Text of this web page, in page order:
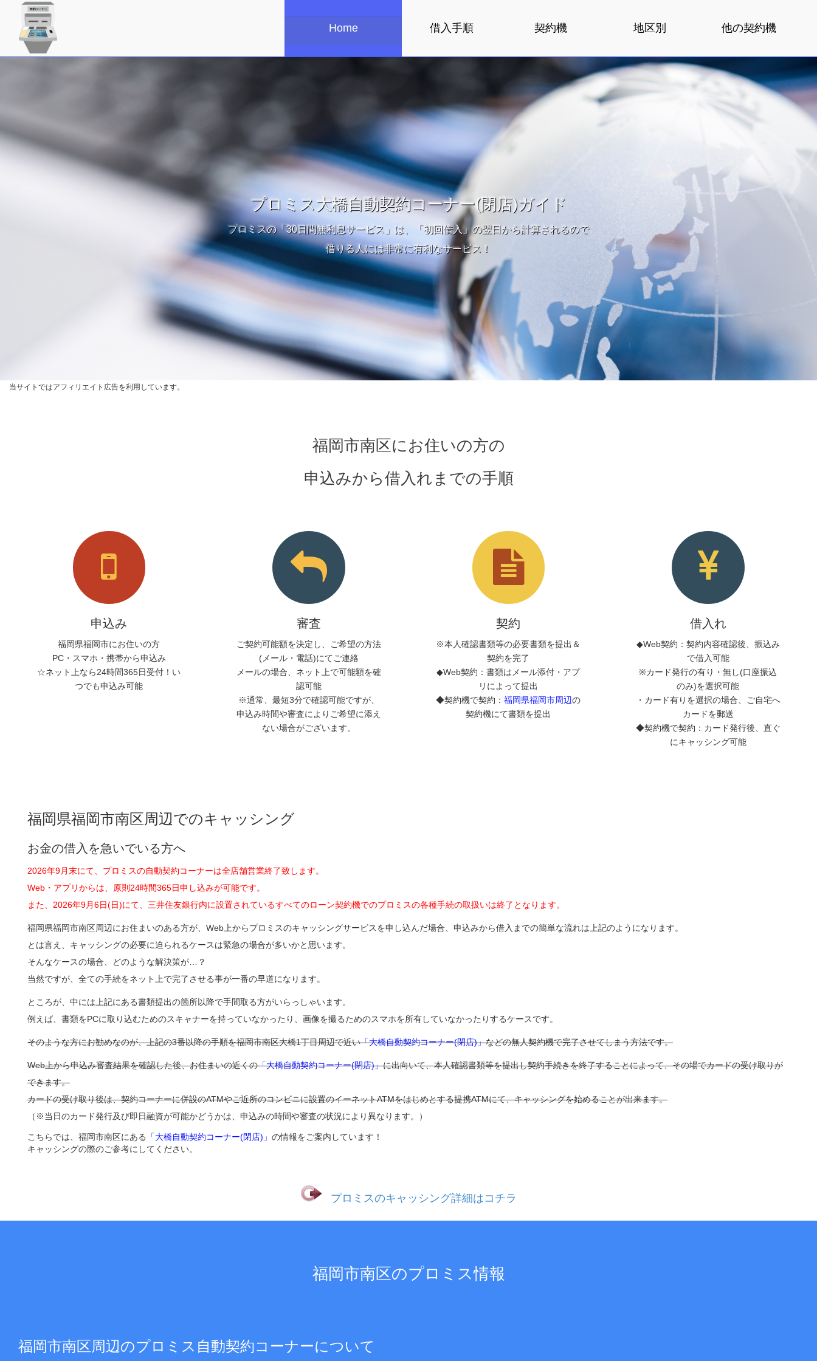
プロミス大橋自動契約コーナー(閉店)ガイド
プロミスの「30日間無利息サービス」は、「初回借入」の翌日から計算されるので
借りる人には非常に有利なサービス！
Home 借入手順 契約機 地区別 他の契約機
当サイトではアフィリエイト広告を利用しています。
福岡市南区にお住いの方の
申込みから借入れまでの手順
申込み
福岡県福岡市にお住いの方
PC・スマホ・携帯から申込み
☆ネット上なら24時間365日受付！い
つでも申込み可能
審査
ご契約可能額を決定し、ご希望の方法
(メール・電話)にてご連絡
メールの場合、ネット上で可能額を確
認可能
※通常、最短3分で確認可能ですが、
申込み時間や審査によりご希望に添え
ない場合がございます。
契約
※本人確認書類等の必要書類を提出＆
契約を完了
◆Web契約：書類はメール添付・アプ
リによって提出
◆契約機で契約：福岡県福岡市周辺の
契約機にて書類を提出
借入れ
◆Web契約：契約内容確認後、振込み
で借入可能
※カード発行の有り・無し(口座振込
のみ)を選択可能
・カード有りを選択の場合、ご自宅へ
カードを郵送
◆契約機で契約：カード発行後、直ぐ
にキャッシング可能
福岡県福岡市南区周辺でのキャッシング
お金の借入を急いでいる方へ
2026年9月末にて、プロミスの自動契約コーナーは全店舗営業終了致します。
Web・アプリからは、原則24時間365日申し込みが可能です。
また、2026年9月6日(日)にて、三井住友銀行内に設置されているすべてのローン契約機でのプロミスの各種手続の取扱いは終了となります。
福岡県福岡市南区周辺にお住まいのある方が、Web上からプロミスのキャッシングサービスを申し込んだ場合、申込みから借入までの簡単な流れは上記のようになります。
とは言え、キャッシングの必要に迫られるケースは緊急の場合が多いかと思います。
そんなケースの場合、どのような解決策が…？
当然ですが、全ての手続をネット上で完了させる事が一番の早道になります。
ところが、中には上記にある書類提出の箇所以降で手間取る方がいらっしゃいます。
例えば、書類をPCに取り込むためのスキャナーを持っていなかったり、画像を撮るためのスマホを所有していなかったりするケースです。
そのような方にお勧めなのが、上記の3番以降の手順を福岡市南区大橋1丁目周辺で近い「大橋自動契約コーナー(閉店)」などの無人契約機で完了させてしまう方法です。
Web上から申込み審査結果を確認した後、お住まいの近くの「大橋自動契約コーナー(閉店)」に出向いて、本人確認書類等を提出し契約手続きを終了することによって、その場でカードの受け取りが
できます。
カードの受け取り後は、契約コーナーに併設のATMやご近所のコンビニに設置のイーネットATMをはじめとする提携ATMにて、キャッシングを始めることが出来ます。
（※当日のカード発行及び即日融資が可能かどうかは、申込みの時間や審査の状況により異なります。）
こちらでは、福岡市南区にある 「大橋自動契約コーナー(閉店)」 の情報をご案内しています！
キャッシングの際のご参考にしてください。
プロミスのキャッシング詳細はコチラ
福岡市南区のプロミス情報
福岡市南区周辺のプロミス自動契約コーナーについて